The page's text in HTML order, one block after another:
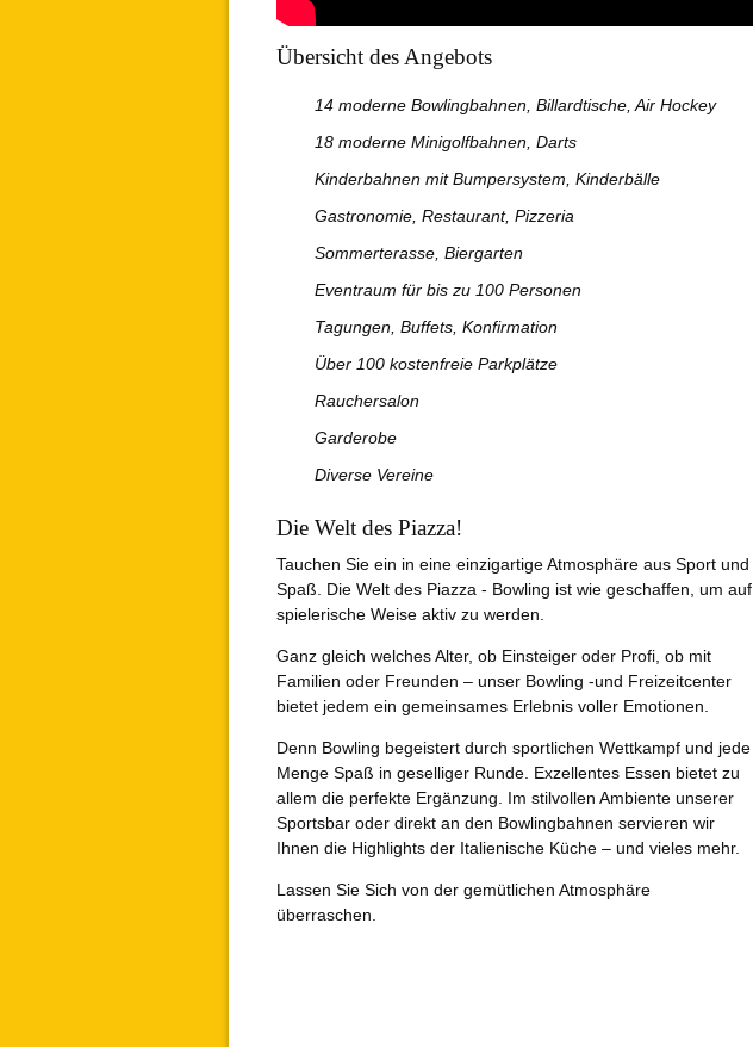
Übersicht des Angebots
14 moderne Bowlingbahnen, Billardtische, Air Hockey
18 moderne Minigolfbahnen, Darts
Kinderbahnen mit Bumpersystem, Kinderbälle
Gastronomie, Restaurant, Pizzeria
Sommerterasse, Biergarten
Eventraum für bis zu 100 Personen
Tagungen, Buffets, Konfirmation
Über 100 kostenfreie Parkplätze
Rauchersalon
Garderobe
Diverse Vereine
Die Welt des Piazza!
Tauchen Sie ein in eine einzigartige Atmosphäre aus Sport und
Spaß. Die Welt des Piazza - Bowling ist wie geschaffen, um auf
spielerische Weise aktiv zu werden.
Ganz gleich welches Alter, ob Einsteiger oder Profi, ob mit
Familien oder Freunden – unser Bowling -und Freizeitcenter
bietet jedem ein gemeinsames Erlebnis voller Emotionen.
Denn Bowling begeistert durch sportlichen Wettkampf und jede
Menge Spaß in geselliger Runde. Exzellentes Essen bietet zu
allem die perfekte Ergänzung. Im stilvollen Ambiente unserer
Sportsbar oder direkt an den Bowlingbahnen servieren wir
Ihnen die Highlights der Italienische Küche – und vieles mehr.
Lassen Sie Sich von der gemütlichen Atmosphäre
überraschen.